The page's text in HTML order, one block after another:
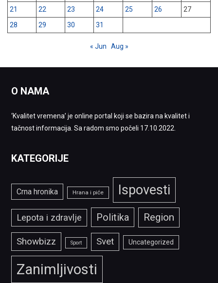
21
22 23 24 25 26
27
28
29 30 31
« Jun Aug »
O NAMA
‘Kvalitet vremena’ je online portal koji se bazira na kvalitet i
tačnost informacija. Sa radom smo počeli 17.10.2022.
KATEGORIJE
Crna hronika Hrana i piće Ispovesti
Lepota i zdravlje Politika Region
Showbizz Sport Svet Uncategorized
Zanimljivosti